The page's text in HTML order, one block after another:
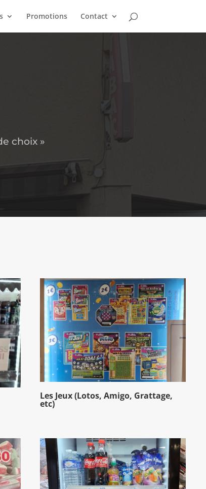
Promotions Contact
choix »
Les Jeux (Lotos, Amigo, Grattage,
etc)